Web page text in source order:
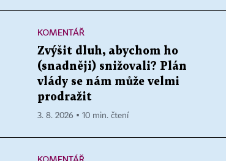
KOMENTÁŘ
Zvýšit dluh, abychom ho
(snadněji) snižovali? Plán
vlády se nám může velmi
prodražit
3. 8. 2026 ▪ 10 min. čtení